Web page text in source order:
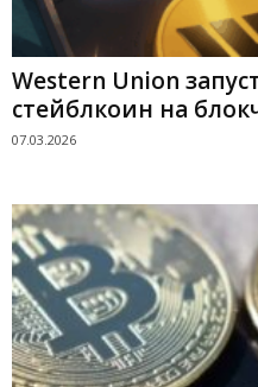
Western Union
стейблкоин на
07.03.2026